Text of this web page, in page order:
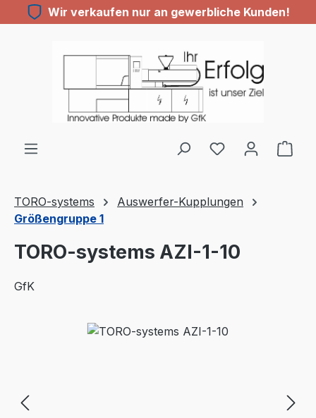
Zum Hauptinhalt springen
Wir verkaufen nur an gewerbliche Kunden!
TORO-systems
Auswerfer-Kupplungen
Größengruppe 1
TORO-systems AZI-1-10
GfK
Bildergalerie überspringen